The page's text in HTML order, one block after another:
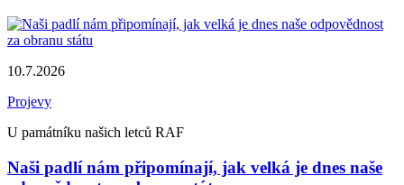
10.7.2026
Projevy
U památníku našich letců RAF
Naši padlí nám připomínají, jak velká je dnes naše